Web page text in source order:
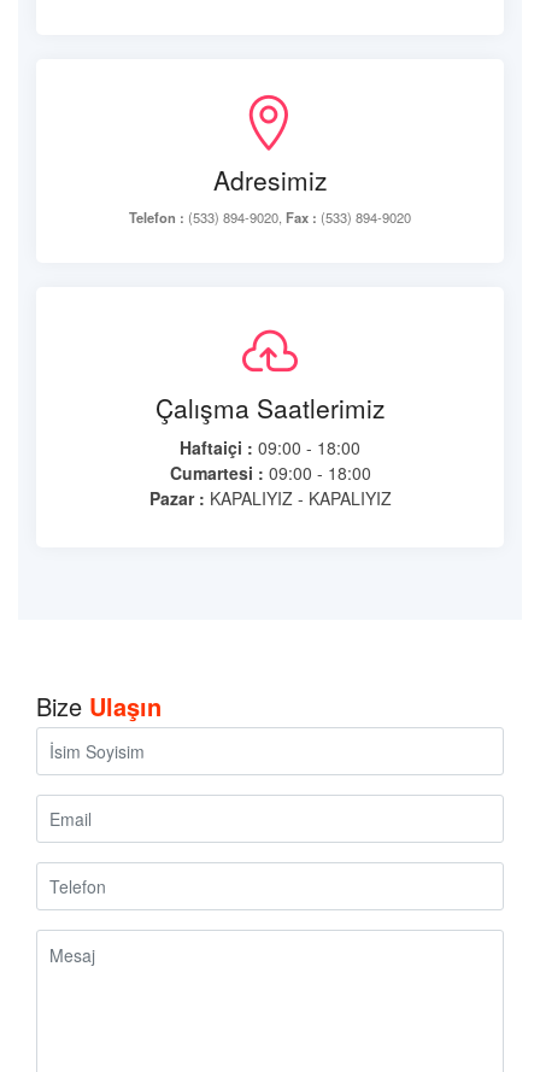
Adresimiz
Telefon : (533) 894-9020, Fax : (533) 894-9020
Çalışma Saatlerimiz
Haftaiçi : 09:00 - 18:00
Cumartesi : 09:00 - 18:00
Pazar : KAPALIYIZ - KAPALIYIZ
Bize Ulaşın